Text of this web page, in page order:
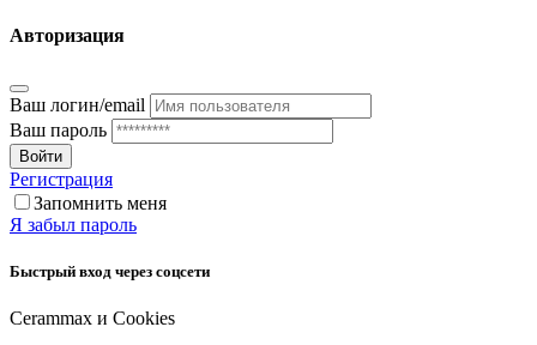
Авторизация
Ваш логин/email
Ваш пароль
Войти
Регистрация
Запомнить меня
Я забыл пароль
Быстрый вход через соцсети
Cerammax и Cookies